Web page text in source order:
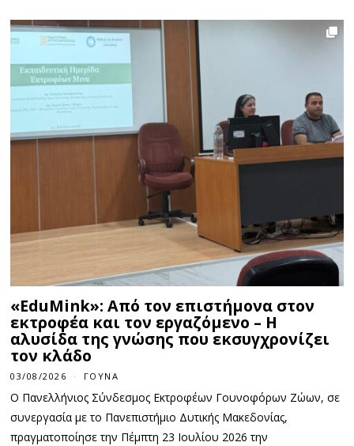
«EduMink»: Από τον επιστήμονα στον
εκτροφέα και τον εργαζόμενο – Η
αλυσίδα της γνώσης που εκσυγχρονίζει
τον κλάδο
03/08/2026 ΓΟΎΝΑ
Ο Πανελλήνιος Σύνδεσμος Εκτροφέων Γουνοφόρων Ζώων, σε
συνεργασία με το Πανεπιστήμιο Δυτικής Μακεδονίας,
πραγματοποίησε την Πέμπτη 23 Ιουλίου 2026 την